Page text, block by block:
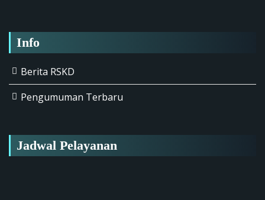
Info
Berita RSKD
Pengumuman Terbaru
Jadwal Pelayanan